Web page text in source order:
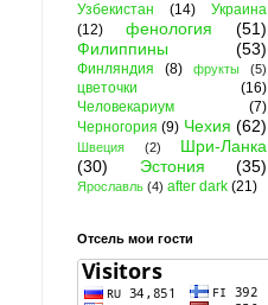
Узбекистан (14)
Украина
(12)
фенология
(51)
Филиппины
(53)
Финляндия (8) фрукты (5)
цветочки
(16)
Человекариум
(7)
Черногория (9) Чехия (62)
Швеция (2)
Шри-Ланка
(30)
Эстония (35)
Ярославль (4) after dark (21)
Отсель мои гости